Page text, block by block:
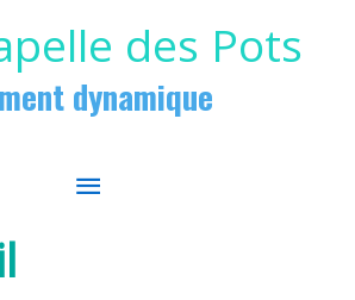
des Pots
dynamique
MENU